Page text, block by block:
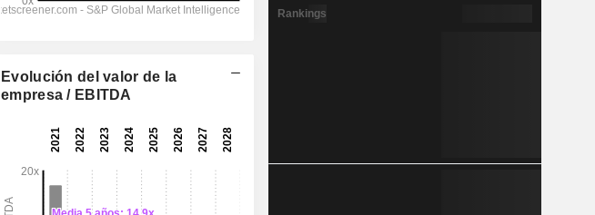
Evolución del valor de la
empresa / EBITDA
Rankings